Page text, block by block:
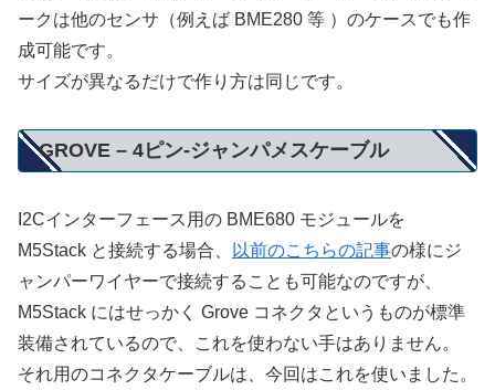
ークは他のセンサ（例えば BME280 等 ）のケースでも作
成可能です。
サイズが異なるだけで作り方は同じです。
GROVE – 4ピン-ジャンパメスケーブル
I2Cインターフェース用の BME680 モジュールを
M5Stack と接続する場合、
以前のこちらの記事の様にジ
ャンパーワイヤーで接続することも可能なのですが、
M5Stack にはせっかく Grove コネクタというものが標準
装備されているので、これを使わない手はありません。
それ用のコネクタケーブルは、今回はこれを使いました。